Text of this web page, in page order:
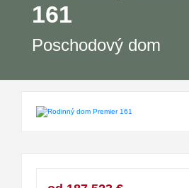
161
Poschodový dom